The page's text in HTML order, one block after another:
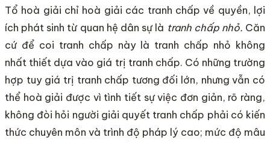
Tổ hoà giải chỉ hoà giải các tranh chấp về quyền, lợi
ích phát sinh từ quan hệ dân sự là tranh chấp nhỏ. Căn
cứ để coi tranh chấp này là tranh chấp nhỏ không
nhất thiết dựa vào giá trị tranh chấp. Có những trường
hợp tuy giá trị tranh chấp tương đối lớn, nhưng vẫn có
thể hoà giải được vì tình tiết sự việc đơn giản, rõ ràng,
không đòi hỏi người giải quyết tranh chấp phải có kiến
thức chuyên môn và trình độ pháp lý cao; mức độ mâu